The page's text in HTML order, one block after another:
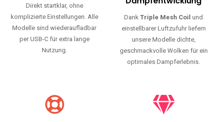
Direkt startklar, ohne
komplizierte Einstellungen. Alle
Modelle sind wiederaufladbar
per USB-C für extra lange
Nutzung.
Dampfentwicklung
Dank Triple Mesh Coil und
einstellbarer Luftzufuhr liefern
unsere Modelle dichte,
geschmackvolle Wolken für ein
optimales Dampferlebnis.